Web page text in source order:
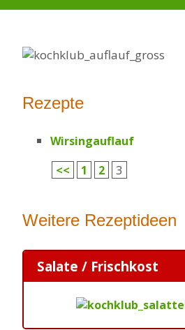
Rezepte
Wirsingauflauf
<<
1 2 3
Weitere Rezeptideen
Salate / Frischkost